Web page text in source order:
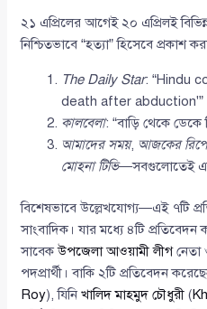
২১ এপ্রিলের আগেই ২০ এপ্রিলই
নিশ্চিতভাবে “হত্যা” হিসেবে প্রকাশ
The Daily Star: “Hindu
death after abduction'”
কালবেলা: “বাড়ি থেকে ডেকে
আমাদের সময়, আজকের
মোহনা টিভি—সবগুলোতেই
বিশেষভাবে উল্লেখযোগ্য—এই ৭টি
সাংবাদিক। যার মধ্যে ৪টি
সাবেকউপজেলা আওয়ামী লীগনেতা
পদপ্রার্থী। বাকি ২টি প্রতিবেদন
Roy), যিনিখালিদ মাহমুদ চৌধুরী (